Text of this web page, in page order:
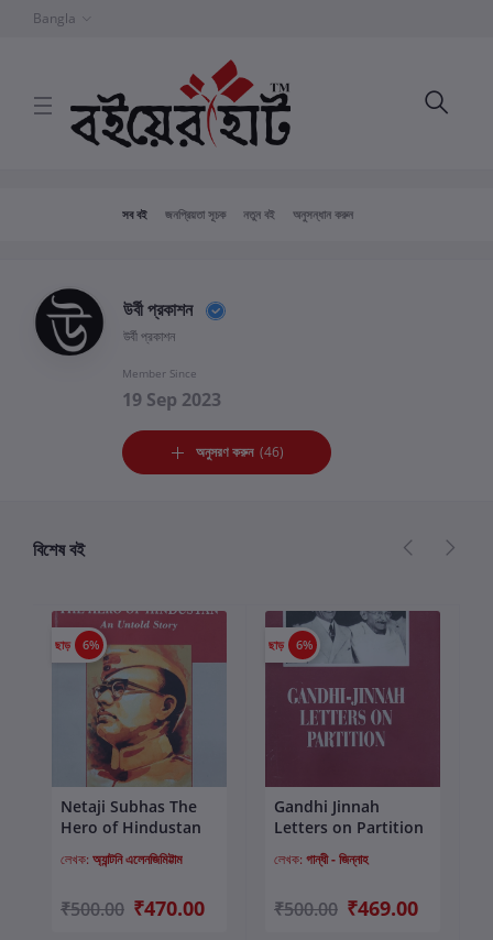
Bangla
সব বই জনপ্রিয়তা সূচক নতুন বই অনুসন্ধান করুন
উর্বী প্রকাশন
উর্বী প্রকাশন
Member Since
19 Sep 2023
অনুসরণ করুন(46)
বিশেষ বই
ছাড় 6%
কার্টে যোগ করুন
Netaji Subhas The
Hero of Hindustan
লেখক: অ্যান্টনি এলেনজিমিট্টাম
₹500.00 ₹470.00
ছাড় 6%
কার্টে যোগ করুন
Gandhi Jinnah
Letters on Partition
লেখক: গান্ধী - জিন্নাহ
₹500.00 ₹469.00